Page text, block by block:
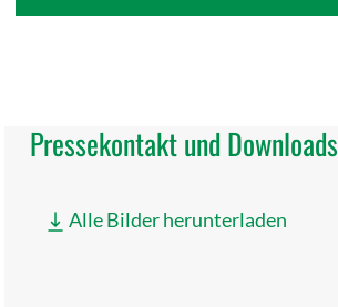
Pressekontakt und Downloads
Alle Bilder herunterladen